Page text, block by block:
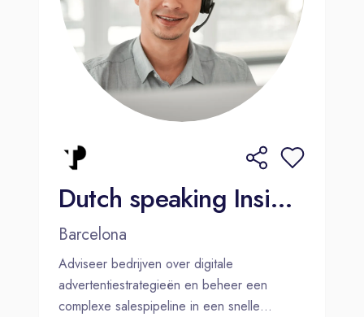
Dutch speaking Inside Sales Rep - Digital Advertising
Barcelona
Adviseer bedrijven over digitale
advertentiestrategieën en beheer een
complexe salespipeline in een snelle